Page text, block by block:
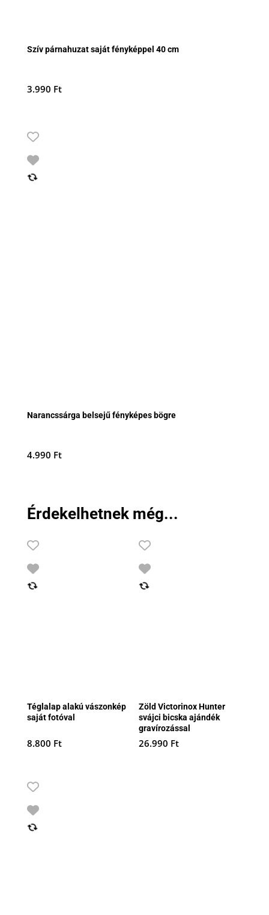
Szív párnahuzat saját fényképpel 40 cm
3.990 Ft
Narancssárga belsejű fényképes bögre
4.990 Ft
Érdekelhetnek még...
Téglalap alakú vászonkép
saját fotóval
8.800 Ft
Zöld Victorinox Hunter
svájci bicska ajándék
gravírozással
26.990 Ft